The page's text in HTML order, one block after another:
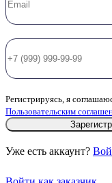
Регистрируясь, я
Пользовательским
Уже есть аккаунт?